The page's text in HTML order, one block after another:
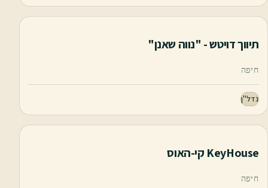
תיווך דויטש - "נווה שאנן"
חיפה
נדל"ן
KeyHouse קי-האוס
חיפה